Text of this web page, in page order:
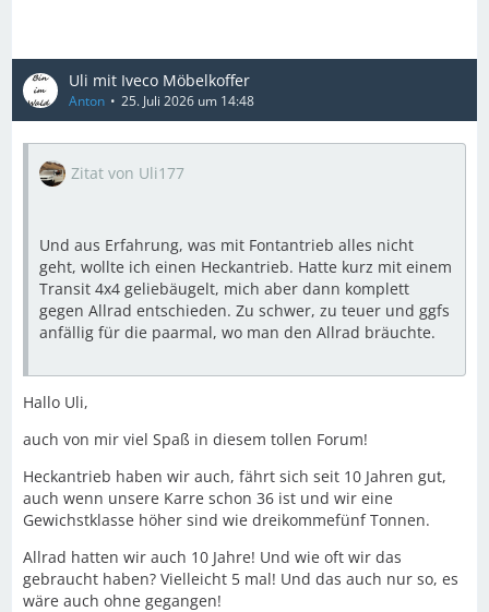
Uli mit Iveco Möbelkoffer
Anton 25. Juli 2026 um 14:48
Zitat von Uli177
Und aus Erfahrung, was mit Fontantrieb alles nicht
geht, wollte ich einen Heckantrieb. Hatte kurz mit einem
Transit 4x4 geliebäugelt, mich aber dann komplett
gegen Allrad entschieden. Zu schwer, zu teuer und ggfs
anfällig für die paarmal, wo man den Allrad bräuchte.
Hallo Uli,
auch von mir viel Spaß in diesem tollen Forum!
Heckantrieb haben wir auch, fährt sich seit 10 Jahren gut,
auch wenn unsere Karre schon 36 ist und wir eine
Gewichstklasse höher sind wie dreikommefünf Tonnen.
Allrad hatten wir auch 10 Jahre! Und wie oft wir das
gebraucht haben? Vielleicht 5 mal! Und das auch nur so, es
wäre auch ohne gegangen!